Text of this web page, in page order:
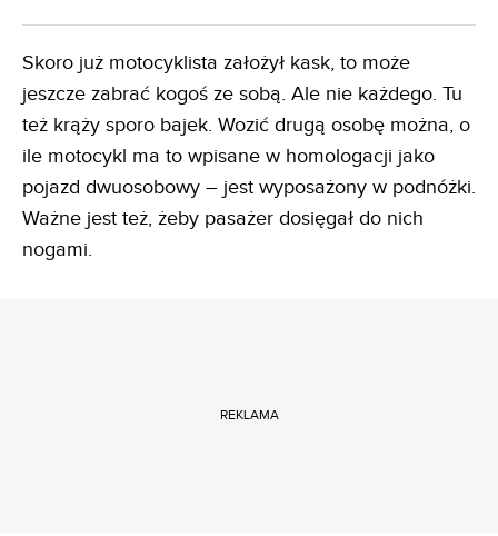
Skoro już motocyklista założył kask, to może
jeszcze zabrać kogoś ze sobą. Ale nie każdego. Tu
też krąży sporo bajek. Wozić drugą osobę można, o
ile motocykl ma to wpisane w homologacji jako
pojazd dwuosobowy – jest wyposażony w podnóżki.
Ważne jest też, żeby pasażer dosięgał do nich
nogami.
REKLAMA